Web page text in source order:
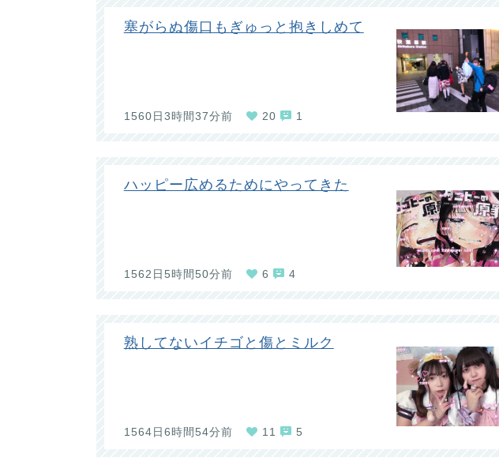
塞がらぬ傷口もぎゅっと抱きしめて
1560日3時間37分前 20 1
ハッピー広めるためにやってきた
1562日5時間50分前 6 4
熟してないイチゴと傷とミルク
1564日6時間54分前 11 5